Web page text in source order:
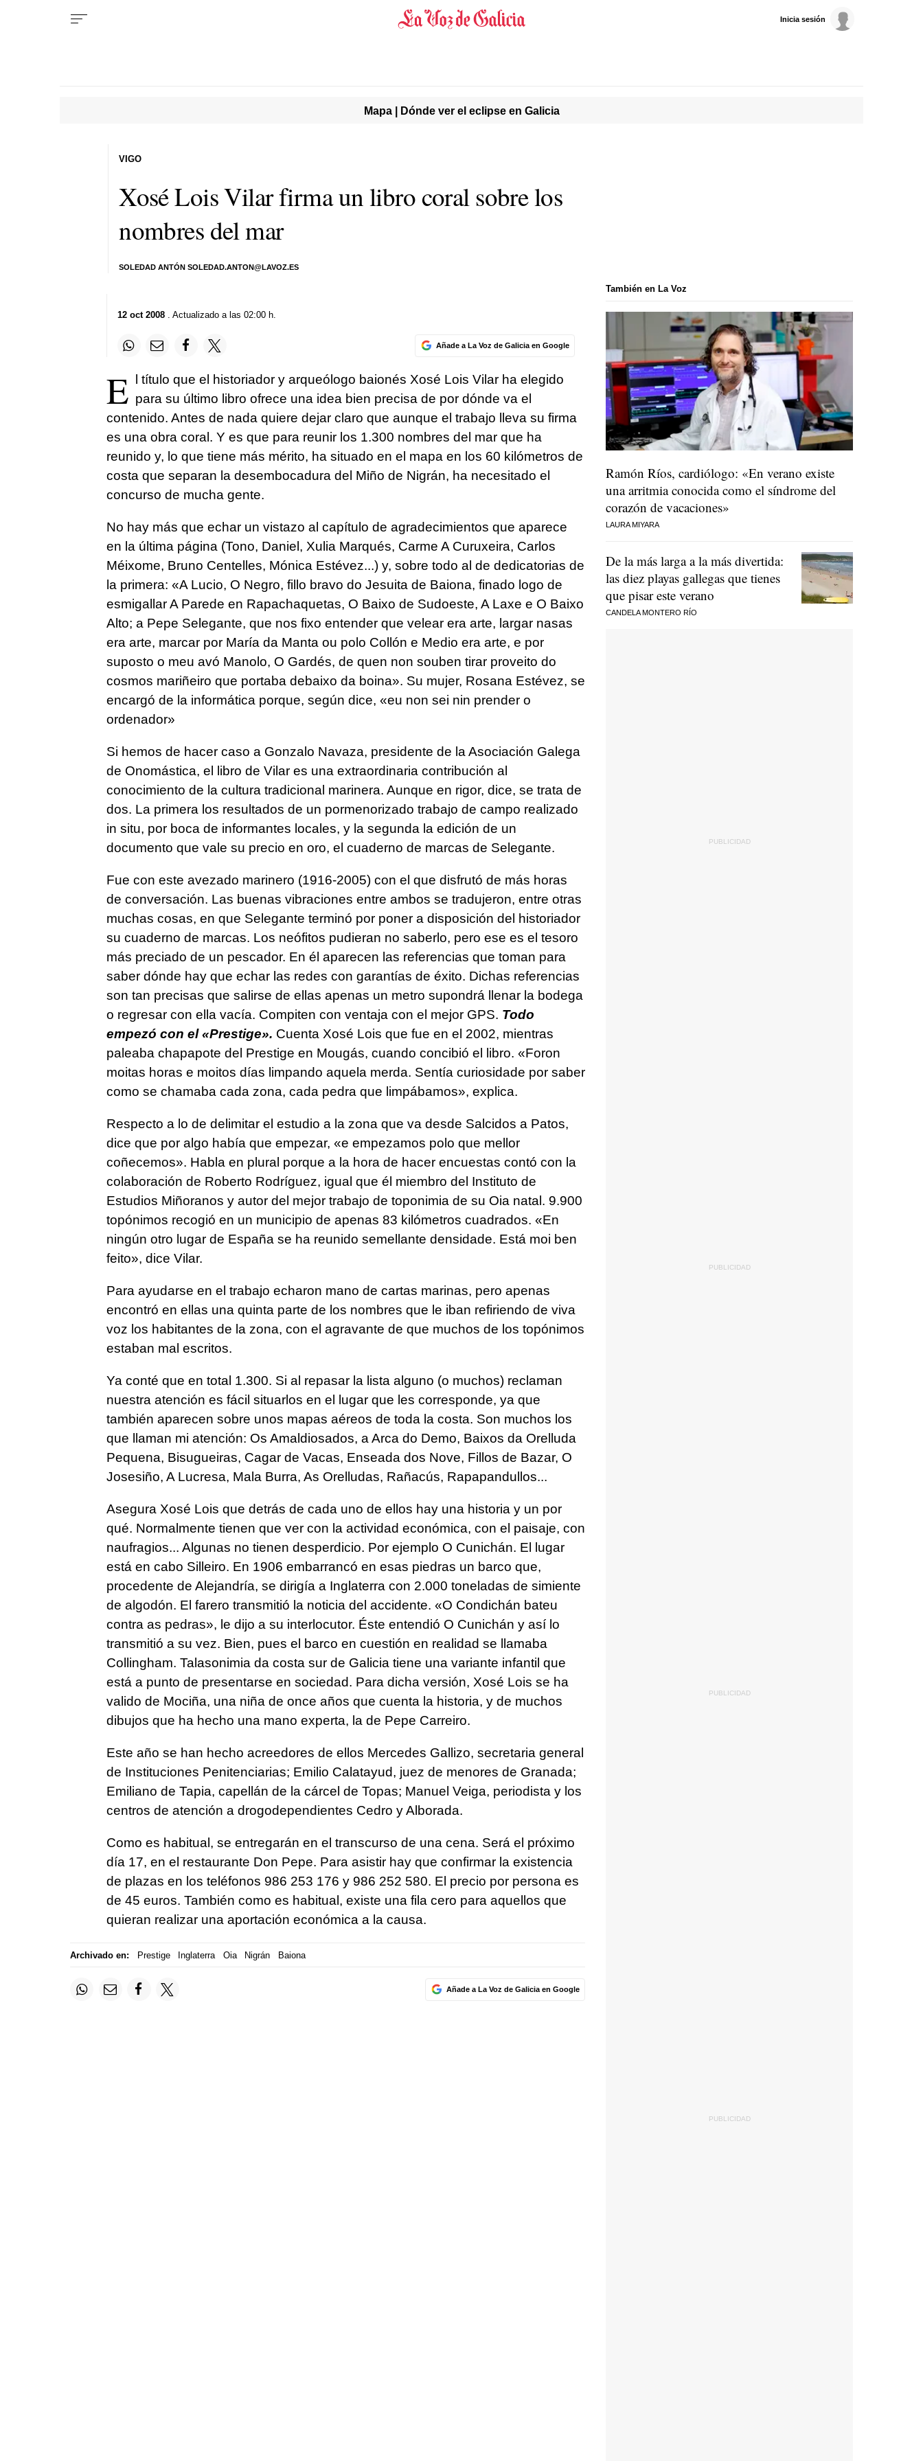
Inicia sesión
Mapa | Dónde ver el eclipse en Galicia
Xosé Lois Vilar firma un libro coral sobre los
nombres del mar
SOLEDAD ANTÓN SOLEDAD.ANTON@LAVOZ.ES
VIGO
12 oct 2008. Actualizado a las 02:00 h.
Añade a La Voz de Galicia en Google
E
l título que el historiador y arqueólogo baionés Xosé Lois Vilar ha elegido
para su último libro ofrece una idea bien precisa de por dónde va el
contenido. Antes de nada quiere dejar claro que aunque el trabajo lleva su firma
es una obra coral. Y es que para reunir los 1.300 nombres del mar que ha
reunido y, lo que tiene más mérito, ha situado en el mapa en los 60 kilómetros de
costa que separan la desembocadura del Miño de Nigrán, ha necesitado el
concurso de mucha gente.
No hay más que echar un vistazo al capítulo de agradecimientos que aparece
en la última página (Tono, Daniel, Xulia Marqués, Carme A Curuxeira, Carlos
Méixome, Bruno Centelles, Mónica Estévez...) y, sobre todo al de dedicatorias de
la primera: «A Lucio, O Negro, fillo bravo do Jesuita de Baiona, finado logo de
esmigallar A Parede en Rapachaquetas, O Baixo de Sudoeste, A Laxe e O Baixo
Alto; a Pepe Selegante, que nos fixo entender que velear era arte, largar nasas
era arte, marcar por María da Manta ou polo Collón e Medio era arte, e por
suposto o meu avó Manolo, O Gardés, de quen non souben tirar proveito do
cosmos mariñeiro que portaba debaixo da boina». Su mujer, Rosana Estévez, se
encargó de la informática porque, según dice, «eu non sei nin prender o
ordenador»
Si hemos de hacer caso a Gonzalo Navaza, presidente de la Asociación Galega
de Onomástica, el libro de Vilar es una extraordinaria contribución al
conocimiento de la cultura tradicional marinera. Aunque en rigor, dice, se trata de
dos. La primera los resultados de un pormenorizado trabajo de campo realizado
in situ, por boca de informantes locales, y la segunda la edición de un
documento que vale su precio en oro, el cuaderno de marcas de Selegante.
Fue con este avezado marinero (1916-2005) con el que disfrutó de más horas
de conversación. Las buenas vibraciones entre ambos se tradujeron, entre otras
muchas cosas, en que Selegante terminó por poner a disposición del historiador
su cuaderno de marcas. Los neófitos pudieran no saberlo, pero ese es el tesoro
más preciado de un pescador. En él aparecen las referencias que toman para
saber dónde hay que echar las redes con garantías de éxito. Dichas referencias
son tan precisas que salirse de ellas apenas un metro supondrá llenar la bodega
o regresar con ella vacía. Compiten con ventaja con el mejor GPS. Todo
empezó con el «Prestige». Cuenta Xosé Lois que fue en el 2002, mientras
paleaba chapapote del Prestige en Mougás, cuando concibió el libro. «Foron
moitas horas e moitos días limpando aquela merda. Sentía curiosidade por saber
como se chamaba cada zona, cada pedra que limpábamos», explica.
Respecto a lo de delimitar el estudio a la zona que va desde Salcidos a Patos,
dice que por algo había que empezar, «e empezamos polo que mellor
coñecemos». Habla en plural porque a la hora de hacer encuestas contó con la
colaboración de Roberto Rodríguez, igual que él miembro del Instituto de
Estudios Miñoranos y autor del mejor trabajo de toponimia de su Oia natal. 9.900
topónimos recogió en un municipio de apenas 83 kilómetros cuadrados. «En
ningún otro lugar de España se ha reunido semellante densidade. Está moi ben
feito», dice Vilar.
Para ayudarse en el trabajo echaron mano de cartas marinas, pero apenas
encontró en ellas una quinta parte de los nombres que le iban refiriendo de viva
voz los habitantes de la zona, con el agravante de que muchos de los topónimos
estaban mal escritos.
Ya conté que en total 1.300. Si al repasar la lista alguno (o muchos) reclaman
nuestra atención es fácil situarlos en el lugar que les corresponde, ya que
también aparecen sobre unos mapas aéreos de toda la costa. Son muchos los
que llaman mi atención: Os Amaldiosados, a Arca do Demo, Baixos da Orelluda
Pequena, Bisugueiras, Cagar de Vacas, Enseada dos Nove, Fillos de Bazar, O
Josesiño, A Lucresa, Mala Burra, As Orelludas, Rañacús, Rapapandullos...
Asegura Xosé Lois que detrás de cada uno de ellos hay una historia y un por
qué. Normalmente tienen que ver con la actividad económica, con el paisaje, con
naufragios... Algunas no tienen desperdicio. Por ejemplo O Cunichán. El lugar
está en cabo Silleiro. En 1906 embarrancó en esas piedras un barco que,
procedente de Alejandría, se dirigía a Inglaterra con 2.000 toneladas de simiente
de algodón. El farero transmitió la noticia del accidente. «O Condichán bateu
contra as pedras», le dijo a su interlocutor. Éste entendió O Cunichán y así lo
transmitió a su vez. Bien, pues el barco en cuestión en realidad se llamaba
Collingham. Talasonimia da costa sur de Galicia tiene una variante infantil que
está a punto de presentarse en sociedad. Para dicha versión, Xosé Lois se ha
valido de Mociña, una niña de once años que cuenta la historia, y de muchos
dibujos que ha hecho una mano experta, la de Pepe Carreiro.
Este año se han hecho acreedores de ellos Mercedes Gallizo, secretaria general
de Instituciones Penitenciarias; Emilio Calatayud, juez de menores de Granada;
Emiliano de Tapia, capellán de la cárcel de Topas; Manuel Veiga, periodista y los
centros de atención a drogodependientes Cedro y Alborada.
Como es habitual, se entregarán en el transcurso de una cena. Será el próximo
día 17, en el restaurante Don Pepe. Para asistir hay que confirmar la existencia
de plazas en los teléfonos 986 253 176 y 986 252 580. El precio por persona es
de 45 euros. También como es habitual, existe una fila cero para aquellos que
quieran realizar una aportación económica a la causa.
Archivado en: Prestige Inglaterra Oia Nigrán Baiona
Añade a La Voz de Galicia en Google
También en La Voz
Ramón Ríos, cardiólogo: «En verano existe
una arritmia conocida como el síndrome del
corazón de vacaciones»
LAURA MIYARA
De la más larga a la más divertida:
las diez playas gallegas que tienes
que pisar este verano
CANDELA MONTERO RÍO